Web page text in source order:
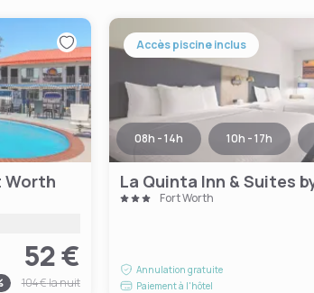
Worth
52 €
104 €la nuit
Accès piscine inclus
08h - 14h 10h - 17h
Fort Worth
Annulation gratuite
Paiement à l'hôtel